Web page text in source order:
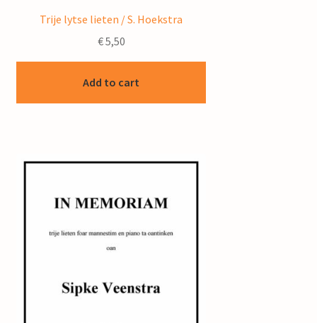
Trije lytse lieten / S. Hoekstra
€5,50
Add to cart